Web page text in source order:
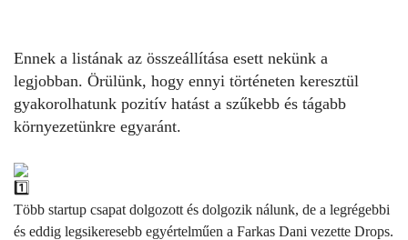
Ennek a listának az összeállítása esett nekünk a
legjobban. Örülünk, hogy ennyi történeten keresztül
gyakorolhatunk pozitív hatást a szűkebb és tágabb
környezetünkre egyaránt.
Több startup csapat dolgozott és dolgozik nálunk, de a legrégebbi
és eddig legsikeresebb egyértelműen a Farkas Dani vezette Drops.